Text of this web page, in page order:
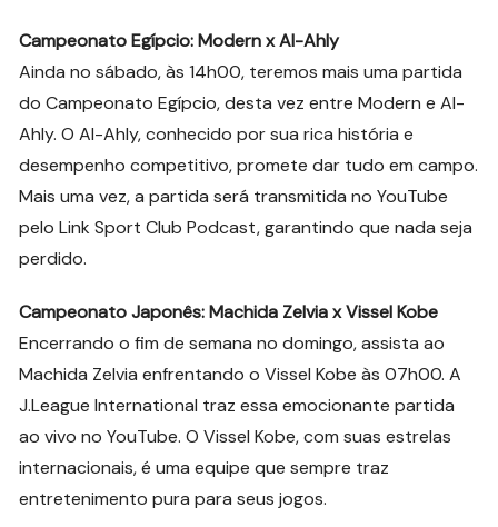
Campeonato Egípcio: Modern x Al-Ahly
Ainda no sábado, às 14h00, teremos mais uma partida
do Campeonato Egípcio, desta vez entre Modern e Al-
Ahly. O Al-Ahly, conhecido por sua rica história e
desempenho competitivo, promete dar tudo em campo.
Mais uma vez, a partida será transmitida no YouTube
pelo Link Sport Club Podcast, garantindo que nada seja
perdido.
Campeonato Japonês: Machida Zelvia x Vissel Kobe
Encerrando o fim de semana no domingo, assista ao
Machida Zelvia enfrentando o Vissel Kobe às 07h00. A
J.League International traz essa emocionante partida
ao vivo no YouTube. O Vissel Kobe, com suas estrelas
internacionais, é uma equipe que sempre traz
entretenimento pura para seus jogos.